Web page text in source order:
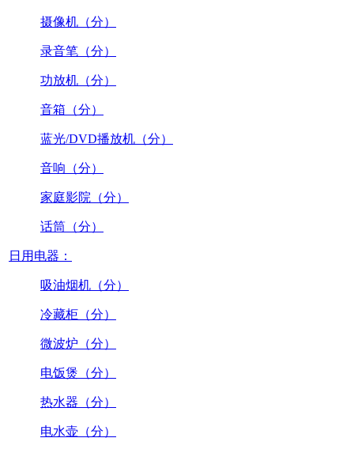
摄像机（分）
录音笔（分）
功放机（分）
音箱（分）
蓝光/DVD播放机（分）
音响（分）
家庭影院（分）
话筒（分）
日用电器：
吸油烟机（分）
冷藏柜（分）
微波炉（分）
电饭煲（分）
热水器（分）
电水壶（分）